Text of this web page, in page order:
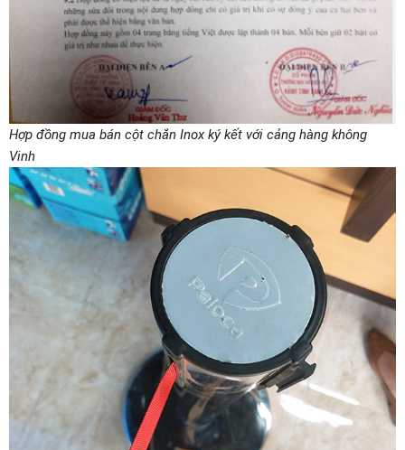
Hợp đồng mua bán cột chắn Inox ký kết với cảng hàng không
Vinh